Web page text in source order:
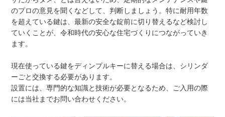
のプロの意見を聞くなどして、判断しましょう。特に耐用年数
を超えている鍵は、最新の安全な錠前に切り替えるなど検討し
ていくことが、令和時代の安心な住宅づくりにつながっていき
ます。
現在使っている鍵をディンプルキーに替える場合は、シリンダ
ーごと交換する必要があります。
設置には、専門的な知識と技術が必要となるため、ご入用の際
には当社までお問い合わせください。